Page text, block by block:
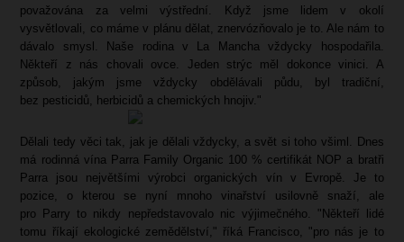
považována za velmi výstřední. Když jsme lidem v okolí
vysvětlovali, co máme v plánu dělat, znervózňovalo je to. Ale nám to
dávalo smysl. Naše rodina v La Mancha vždycky hospodařila.
Někteří z nás chovali ovce. Jeden strýc měl dokonce vinici. A
způsob, jakým jsme vždycky obdělávali půdu, byl tradiční,
bez pesticidů, herbicidů a chemických hnojiv."
Dělali tedy věci tak, jak je dělali vždycky, a svět si toho všiml. Dnes
má rodinná vína Parra Family Organic 100 % certifikát NOP a bratři
Parra jsou největšími výrobci organických vín v Evropě. Je to
pozice, o kterou se nyní mnoho vinařství usilovně snaží, ale
pro Parry to nikdy nepředstavovalo nic výjimečného. "Někteří lidé
tomu říkají ekologické zemědělství," říká Francisco, "pro nás je to